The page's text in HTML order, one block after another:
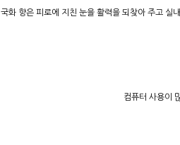
국화 향은 피로에 지친 눈을 활력을 되찾아 주고 실
컴퓨터 사용이